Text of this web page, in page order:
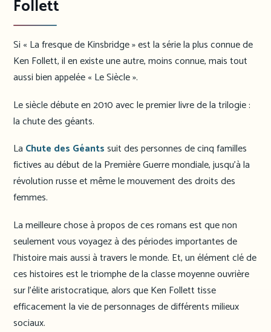
Follett
Si « La fresque de Kinsbridge » est la série la plus connue de
Ken Follett, il en existe une autre, moins connue, mais tout
aussi bien appelée « Le Siècle ».
Le siècle débute en 2010 avec le premier livre de la trilogie :
la chute des géants.
La Chute des Géantssuit des personnes de cinq familles
fictives au début de la Première Guerre mondiale, jusqu’à la
révolution russe et même le mouvement des droits des
femmes.
La meilleure chose à propos de ces romans est que non
seulement vous voyagez à des périodes importantes de
l’histoire mais aussi à travers le monde. Et, un élément clé de
ces histoires est le triomphe de la classe moyenne ouvrière
sur l’élite aristocratique, alors que Ken Follett tisse
efficacement la vie de personnages de différents milieux
sociaux.